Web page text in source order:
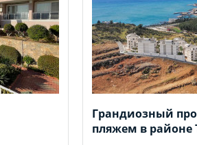
Грандиозный
пляжем в районе